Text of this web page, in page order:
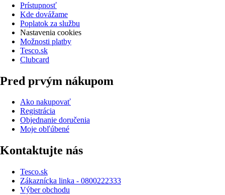
Prístupnosť
Kde dovážame
Poplatok za službu
Nastavenia cookies
Možnosti platby
Tesco.sk
Clubcard
Pred prvým nákupom
Ako nakupovať
Registrácia
Objednanie doručenia
Moje obľúbené
Kontaktujte nás
Tesco.sk
Zákaznícka linka - 0800222333
Výber obchodu